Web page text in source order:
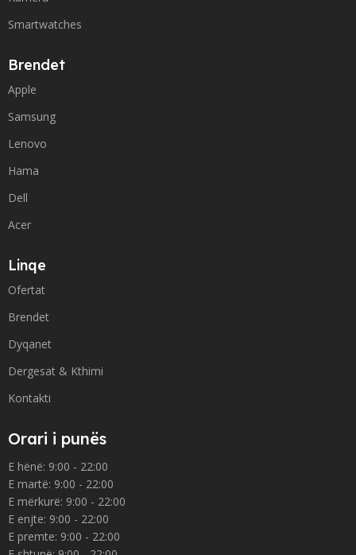
Smartwatches
Brendet
Apple
Samsung
Lenovo
Hama
Dell
Acer
Linqe
Ofertat
Brendet
Dyqanet
Dergesat & Kthimi
Kontakti
Orari i punës
E hënë: 9:00 - 22:00
E martë: 9:00 - 22:00
E mërkurë: 9:00 - 22:00
E enjte: 9:00 - 22:00
E premte: 9:00 - 22:00